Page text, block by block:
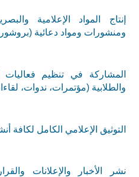
إنتاج المواد الإعلامية
ومنشورات ومواد دعائية
المشاركة في تنظيم فعاليات
والطلابية (مؤتمرات، ندوات،
التوثيق الإعلامي الكامل لكافة
نشر الأخبار والإعلانات